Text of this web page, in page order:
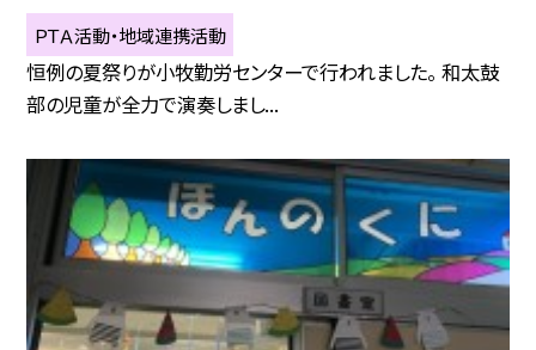
ＰＴＡ活動・地域連携活動
恒例の夏祭りが小牧勤労センターで行われました。 和太鼓
部の児童が全力で演奏しまし...